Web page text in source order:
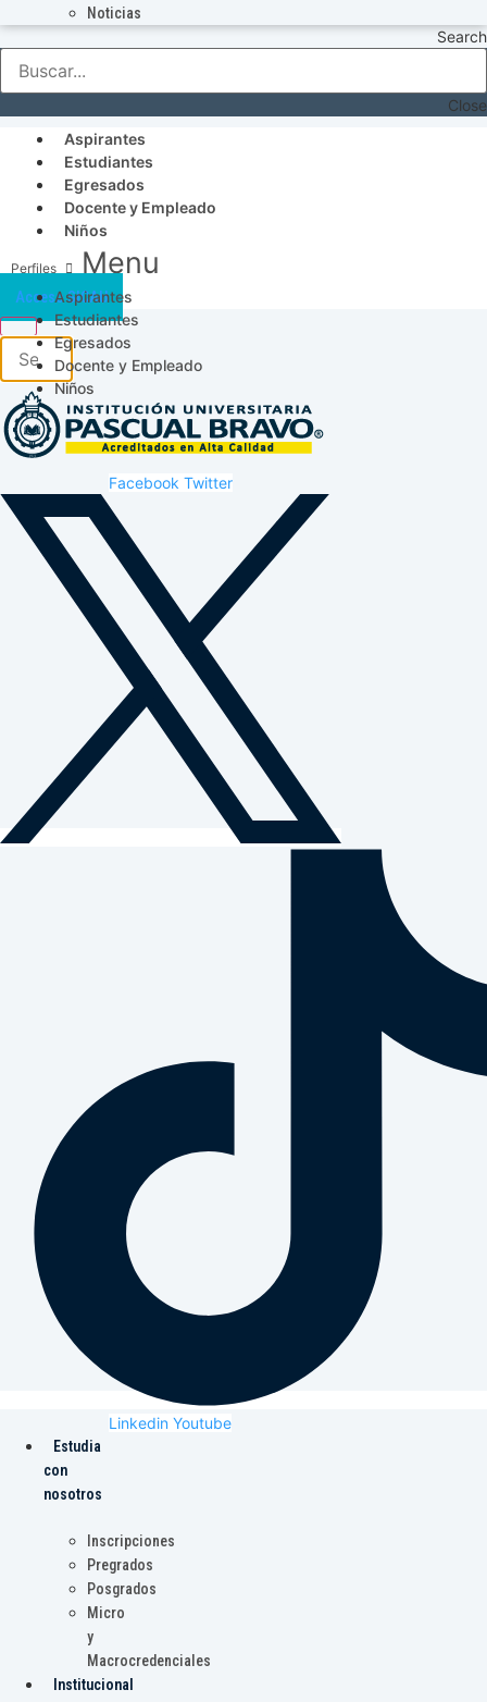
Noticias
Search
Close
Aspirantes
Estudiantes
Egresados
Docente y Empleado
Niños
Menu
Aspirantes
Estudiantes
Egresados
Docente y Empleado
Niños
Acceso SICAU
Facebook Twitter
Linkedin Youtube
Estudia
con
nosotros
Inscripciones
Pregrados
Posgrados
Micro
y
Macrocredenciales
Institucional